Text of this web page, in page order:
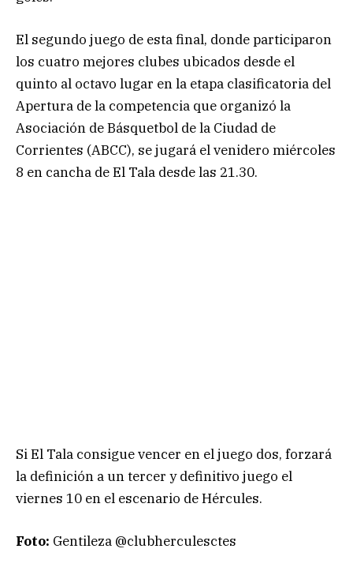
El segundo juego de esta final, donde participaron
los cuatro mejores clubes ubicados desde el
quinto al octavo lugar en la etapa clasificatoria del
Apertura de la competencia que organizó la
Asociación de Básquetbol de la Ciudad de
Corrientes (ABCC), se jugará el venidero miércoles
8 en cancha de El Tala desde las 21.30.
Si El Tala consigue vencer en el juego dos, forzará
la definición a un tercer y definitivo juego el
viernes 10 en el escenario de Hércules.
Foto: Gentileza @clubherculesctes